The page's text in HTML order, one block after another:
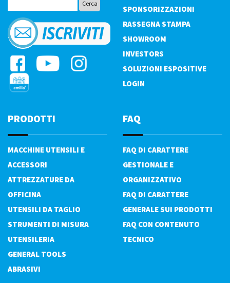
SPONSORIZZAZIONI
RASSEGNA STAMPA
SHOWROOM
INVESTORS
SOLUZIONI ESPOSITIVE
LOGIN
PRODOTTI
MACCHINE UTENSILI E
ACCESSORI
ATTREZZATURE DA
OFFICINA
UTENSILI DA TAGLIO
STRUMENTI DI MISURA
UTENSILERIA
GENERAL TOOLS
ABRASIVI
FAQ
FAQ DI CARATTERE
GESTIONALE E
ORGANIZZATIVO
FAQ DI CARATTERE
GENERALE SUI PRODOTTI
FAQ CON CONTENUTO
TECNICO